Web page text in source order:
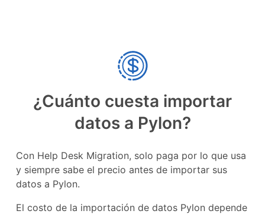
¿Cuánto cuesta importar
datos a Pylon?
Con Help Desk Migration, solo paga por lo que usa
y siempre sabe el precio antes de importar sus
datos a Pylon.
El costo de la importación de datos Pylon depende